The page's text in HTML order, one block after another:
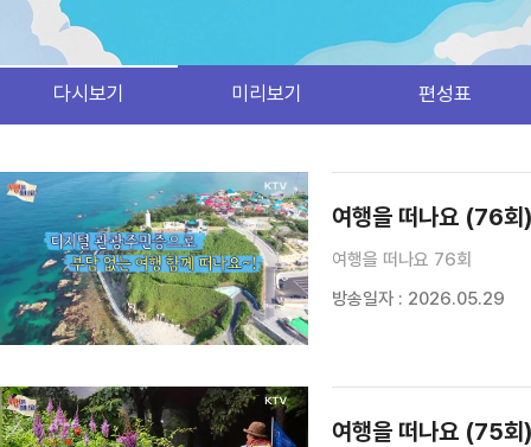
다시보기 미리보기 편성표
여행을 떠나요 (76회
여행을 떠나요 76회
방송일자 : 2026.05.29
여행을 떠나요 (75회
검색 조건
검색어 입력
검색